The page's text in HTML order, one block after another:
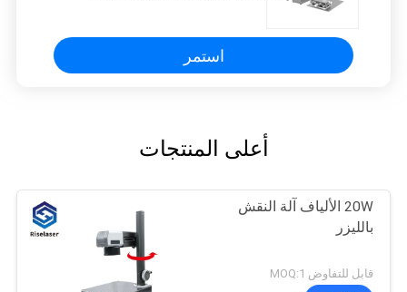
استمر
أعلى المنتجات
20W الألياف آلة النقش
بالليزر
قابل للتفاوض MOQ:1